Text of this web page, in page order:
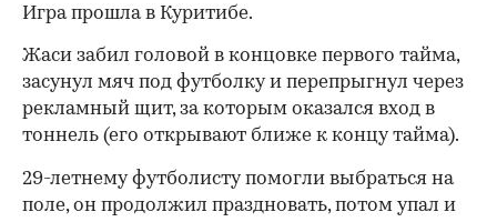
Игра прошла в Куритибе.
Жаси забил головой в концовке первого тайма,
засунул мяч под футболку и перепрыгнул через
рекламный щит, за которым оказался вход в
тоннель (его открывают ближе к концу тайма).
29-летнему футболисту помогли выбраться на
поле, он продолжил праздновать, потом упал и